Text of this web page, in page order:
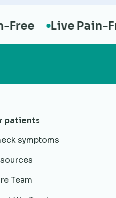
Live Pain-Free
patients
symptoms
Team